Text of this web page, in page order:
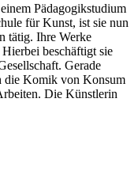
Pädagogikstudium
für Kunst, ist sie nun
tätig. Ihre Werke
beschäftigt sie
Gerade
die Komik von Konsum
Die Künstlerin